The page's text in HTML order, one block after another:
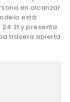
en alcanzar
está
y presenta
trasera abierta